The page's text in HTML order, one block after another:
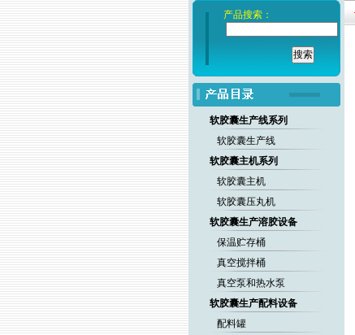
产品搜索：
软胶囊生产线系列
软胶囊生产线
软胶囊主机系列
软胶囊主机
软胶囊压丸机
软胶囊生产溶胶设备
保温贮存桶
真空搅拌桶
真空泵和热水泵
软胶囊生产配料设备
配料罐